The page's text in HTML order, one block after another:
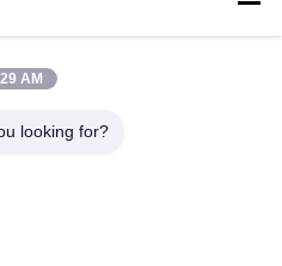
アクセスデバイス、32 ポー
AM
looking for?